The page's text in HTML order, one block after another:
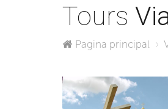
Tours
Pagina principal